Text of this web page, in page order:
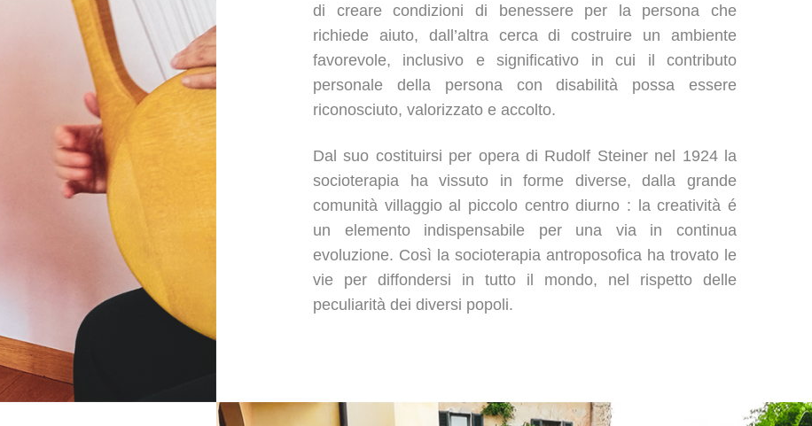
di creare condizioni di benessere per la persona che
richiede aiuto, dall’altra cerca di costruire un ambiente
favorevole, inclusivo e significativo in cui il contributo
personale della persona con disabilità possa essere
riconosciuto, valorizzato e accolto.
Dal suo costituirsi per opera di Rudolf Steiner nel 1924 la
socioterapia ha vissuto in forme diverse, dalla grande
comunità villaggio al piccolo centro diurno : la creatività é
un elemento indispensabile per una via in continua
evoluzione. Così la socioterapia antroposofica ha trovato le
vie per diffondersi in tutto il mondo, nel rispetto delle
peculiarità dei diversi popoli.